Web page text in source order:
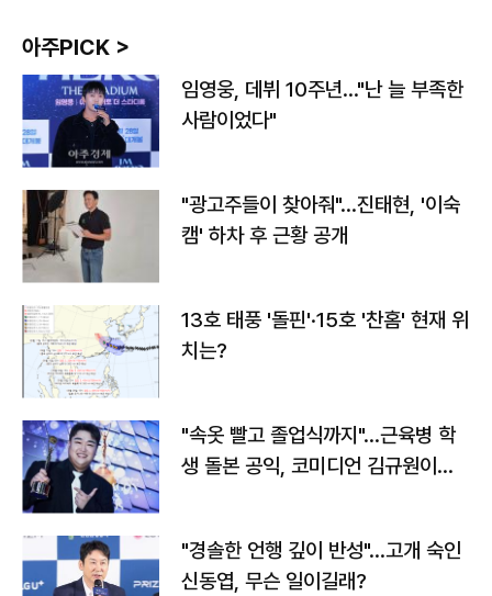
아주PICK >
임영웅, 데뷔 10주년…"난 늘 부족한
사람이었다"
"광고주들이 찾아줘"…진태현, '이숙
캠' 하차 후 근황 공개
13호 태풍 '돌핀'·15호 '찬홈' 현재 위
치는?
"속옷 빨고 졸업식까지"…근육병 학
생 돌본 공익, 코미디언 김규원이었
"경솔한 언행 깊이 반성"…고개 숙인
신동엽, 무슨 일이길래?